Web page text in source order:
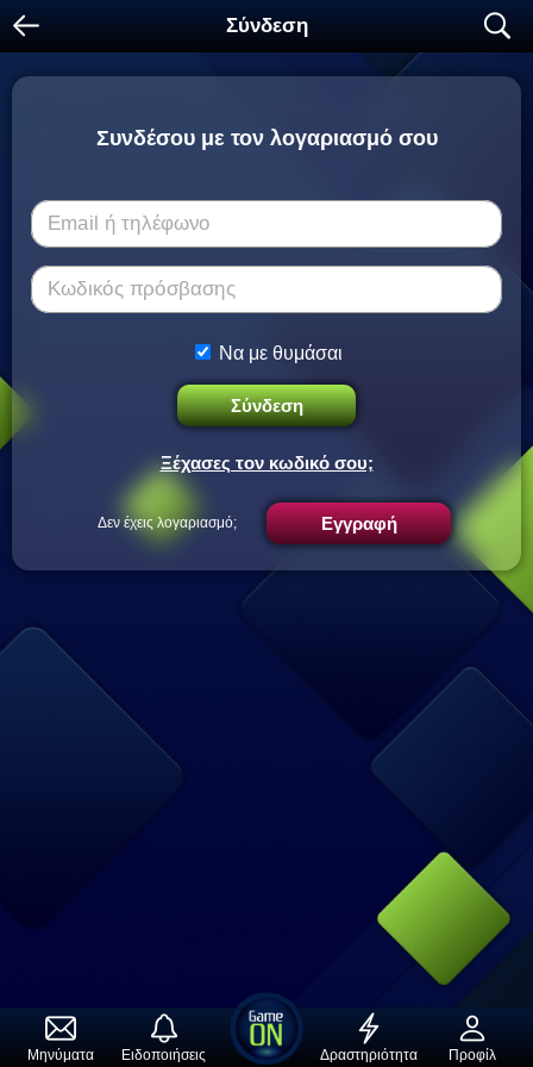
arrow_left Σύνδεση search
Συνδέσου με τον λογαριασμό σου
Email ή τηλέφωνο
Κωδικός πρόσβασης
Να με θυμάσαι
Σύνδεση
Ξέχασες τον κωδικό σου;
Δεν έχεις λογαριασμό; Εγγραφή
envelope
Μηνύματα
bell
Ειδοποιήσεις
bolt
Δραστηριότητα
person
Προφίλ